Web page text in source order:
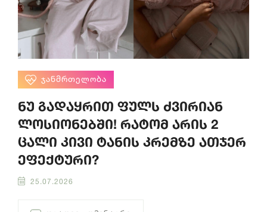
ᲯᲐᲜᲛᲠᲗᲔᲚᲝᲑᲐ
ნუ გადაყრით ფულს ძვირიან
ლოსიონებში! რატომ არის 2
ცალი კივი ტანის კრემზე ათჯერ
ეფექტური?
25.07.2026